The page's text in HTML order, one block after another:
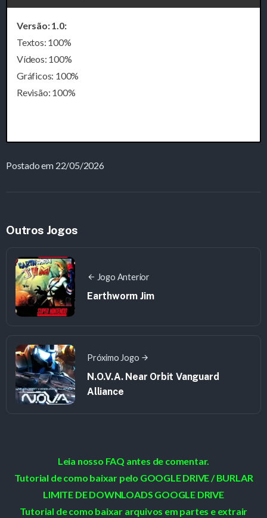
Versão: 1.0:
Textos: 100%
Vídeos: 100%
Gráficos: 100%
Revisão: 100%
Postado em 22/05/2026
Outros Jogos
Jogo Anterior
Earthworm Jim
Próximo Jogo
N.O.V.A. Near Orbit Vanguard
Alliance
Leia nosso FAQ antes de comentar.
Tutorial de como baixar pelo GOOGLE DRIVE / BURLAR
LIMITE DE DOWNLOADS GOOGLE DRIVE
Tutorial de como baixar arquivos em partes e extrair